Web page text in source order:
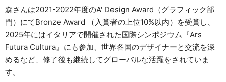
森さんは2021-2022年度のA' Design Award（グラフィック部
門）にてBronze Award （入賞者の上位10%以内）を受賞し、
2025年にはイタリアで開催された国際シンポジウム『Ars
Futura Cultura』にも参加、世界各国のデザイナーと交流を深
めるなど、修了後も継続してグローバルな活躍をされていま
す。